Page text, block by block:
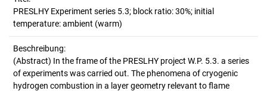
PRESLHY Experiment series 5.3; block ratio: 30%; initial
temperature: ambient (warm)
Beschreibung:
(Abstract) In the frame of the PRESLHY project W.P. 5.3. a series
of experiments was carried out. The phenomena of cryogenic
hydrogen combustion in a layer geometry relevant to flame